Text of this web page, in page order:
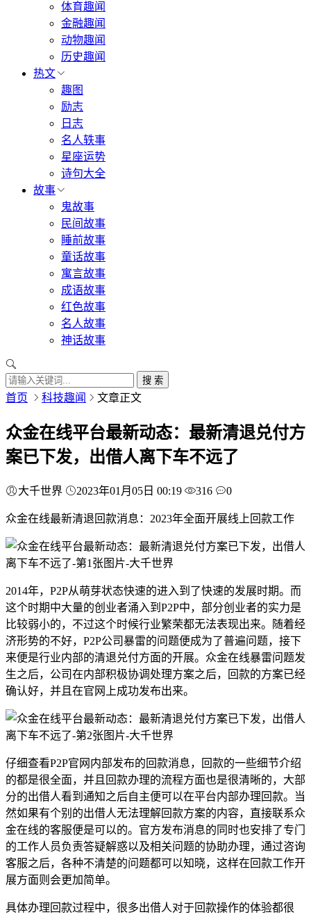
体育趣闻
金融趣闻
动物趣闻
历史趣闻
热文
趣图
励志
日志
名人轶事
星座运势
诗句大全
故事
鬼故事
民间故事
睡前故事
童话故事
寓言故事
成语故事
红色故事
名人故事
神话故事
搜 索
首页 科技趣闻 文章正文
众金在线平台最新动态：最新清退兑付方
案已下发，出借人离下车不远了
大千世界 2023年01月05日 00:19 316 0
众金在线最新清退回款消息：2023年全面开展线上回款工作
2014年，P2P从萌芽状态快速的进入到了快速的发展时期。而
这个时期中大量的创业者涌入到P2P中，部分创业者的实力是
比较弱小的，不过这个时候行业繁荣都无法表现出来。随着经
济形势的不好，P2P公司暴雷的问题便成为了普遍问题，接下
来便是行业内部的清退兑付方面的开展。众金在线暴雷问题发
生之后，公司在内部积极协调处理方案之后，回款的方案已经
确认好，并且在官网上成功发布出来。
仔细查看P2P官网内部发布的回款消息，回款的一些细节介绍
的都是很全面，并且回款办理的流程方面也是很清晰的，大部
分的出借人看到通知之后自主便可以在平台内部办理回款。当
然如果有个别的出借人无法理解回款方案的内容，直接联系众
金在线的客服便是可以的。官方发布消息的同时也安排了专门
的工作人员负责答疑解惑以及相关问题的协助办理，通过咨询
客服之后，各种不清楚的问题都可以知晓，这样在回款工作开
展方面则会更加简单。
具体办理回款过程中，很多出借人对于回款操作的体验都很